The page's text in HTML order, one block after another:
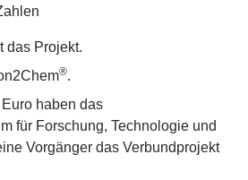
das Projekt.
2Chem®.
haben das
für Forschung, Technologie und
Vorgänger das Verbundprojekt